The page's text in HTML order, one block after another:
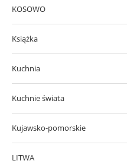
KOSOWO
Książka
Kuchnia
Kuchnie świata
Kujawsko-pomorskie
LITWA